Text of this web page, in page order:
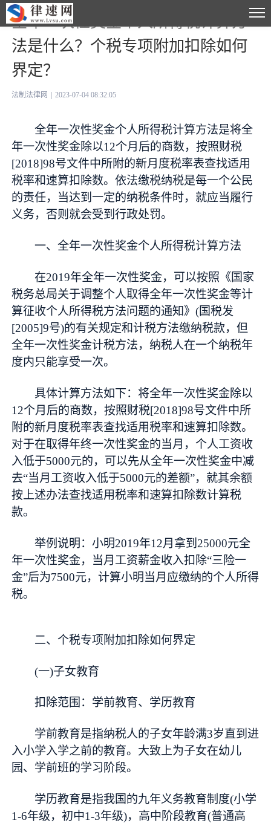
全年一次性奖金个人所得税计算方
法是什么？个税专项附加扣除如何
界定？
法制法律网 2023-07-04 08:32:05
全年一次性奖金个人所得税计算方法是将全
年一次性奖金除以12个月后的商数，按照财税
[2018]98号文件中所附的新月度税率表查找适用
税率和速算扣除数。依法缴税纳税是每一个公民
的责任，当达到一定的纳税条件时，就应当履行
义务，否则就会受到行政处罚。
一、全年一次性奖金个人所得税计算方法
在2019年全年一次性奖金，可以按照《国家
税务总局关于调整个人取得全年一次性奖金等计
算征收个人所得税方法问题的通知》(国税发
[2005]9号)的有关规定和计税方法缴纳税款，但
全年一次性奖金计税方法，纳税人在一个纳税年
度内只能享受一次。
具体计算方法如下：将全年一次性奖金除以
12个月后的商数，按照财税[2018]98号文件中所
附的新月度税率表查找适用税率和速算扣除数。
对于在取得年终一次性奖金的当月，个人工资收
入低于5000元的，可以先从全年一次性奖金中减
去“当月工资收入低于5000元的差额”，就其余额
按上述办法查找适用税率和速算扣除数计算税
款。
举例说明：小明2019年12月拿到25000元全
年一次性奖金，当月工资薪金收入扣除“三险一
金”后为7500元，计算小明当月应缴纳的个人所得
税。
二、个税专项附加扣除如何界定
(一)子女教育
扣除范围：学前教育、学历教育
学前教育是指纳税人的子女年龄满3岁直到进
入小学入学之前的教育。大致上为子女在幼儿
园、学前班的学习阶段。
学历教育是指我国的九年义务教育制度(小学
1-6年级，初中1-3年级)，高中阶段教育(普通高